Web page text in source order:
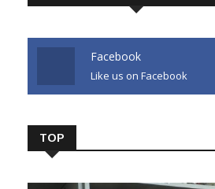
Facebook
Like us on Facebook
TOP